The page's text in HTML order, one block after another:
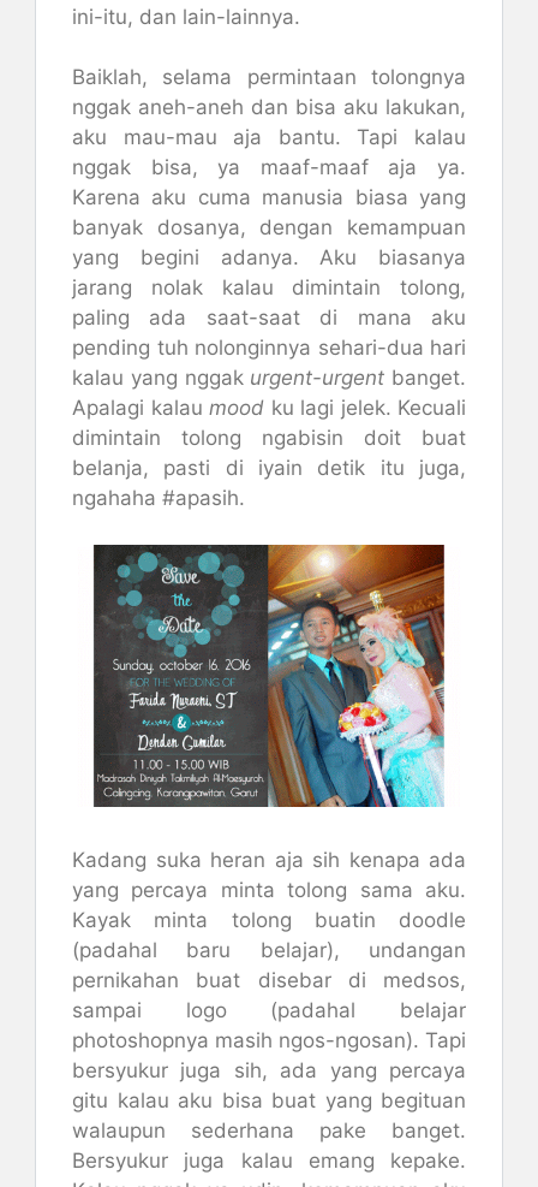
ini-itu, dan lain-lainnya.
Baiklah, selama permintaan tolongnya
nggak aneh-aneh dan bisa aku lakukan,
aku mau-mau aja bantu. Tapi kalau
nggak bisa, ya maaf-maaf aja ya.
Karena aku cuma manusia biasa yang
banyak dosanya, dengan kemampuan
yang begini adanya. Aku biasanya
jarang nolak kalau dimintain tolong,
paling ada saat-saat di mana aku
pending tuh nolonginnya sehari-dua hari
kalau yang nggak urgent-urgent banget.
Apalagi kalau mood ku lagi jelek. Kecuali
dimintain tolong ngabisin doit buat
belanja, pasti di iyain detik itu juga,
ngahaha #apasih.
Kadang suka heran aja sih kenapa ada
yang percaya minta tolong sama aku.
Kayak minta tolong buatin doodle
(padahal baru belajar), undangan
pernikahan buat disebar di medsos,
sampai logo (padahal belajar
photoshopnya masih ngos-ngosan). Tapi
bersyukur juga sih, ada yang percaya
gitu kalau aku bisa buat yang begituan
walaupun sederhana pake banget.
Bersyukur juga kalau emang kepake.